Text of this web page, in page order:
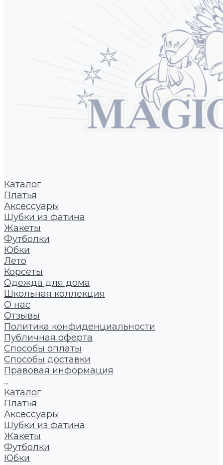
Каталог
Платья
Аксессуары
Шубки из фатина
Жакеты
Футболки
Юбки
Лето
Корсеты
Одежда для дома
Школьная коллекция
О нас
Отзывы
Политика конфиденциальности
Публичная оферта
Способы оплаты
Способы доставки
Правовая информация
...
Каталог
Платья
Аксессуары
Шубки из фатина
Жакеты
Футболки
Юбки